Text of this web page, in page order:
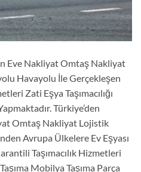
Eve Nakliyat Omtaş Nakliyat
Havayolu İle Gerçekleşen
Zati Eşya Taşımacılığı
Türkiye’den
Omtaş Nakliyat Lojistik
Avrupa Ülkelere Ev Eşyası
Taşımacılık Hizmetleri
Mobilya Taşıma Parça